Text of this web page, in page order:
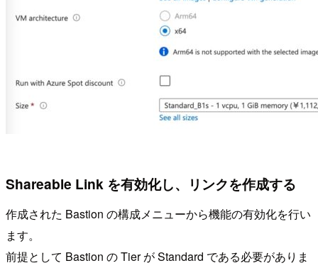
Shareable Link を有効化し、リンクを作成する
作成された Bastion の構成メニューから機能の有効化を行い
ます。
前提として Bastion の Tier が Standard である必要がありま